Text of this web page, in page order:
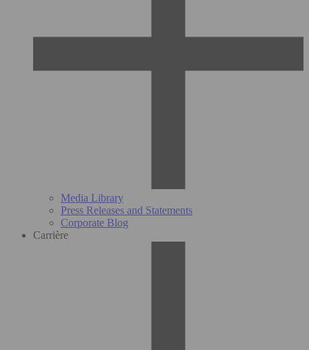
Media Library
Press Releases and Statements
Corporate Blog
Carrière